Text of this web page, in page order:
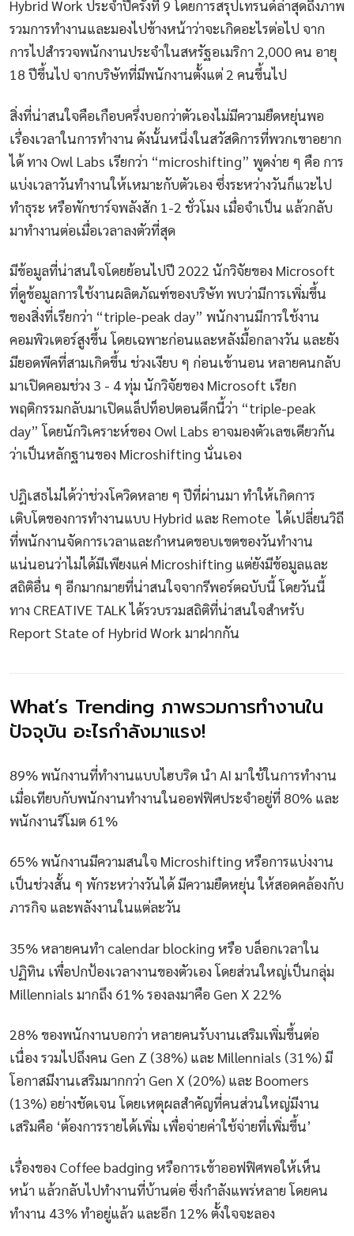
Hybrid Work ประจำปีครั้งที่ 9 โดยการสรุปเทรนด์ล่าสุดถึงภาพ
รวมการทำงานและมองไปข้างหน้าว่าจะเกิดอะไรต่อไป จาก
การไปสำรวจพนักงานประจำในสหรัฐอเมริกา 2,000 คน อายุ
18 ปีขึ้นไป จากบริษัทที่มีพนักงานตั้งแต่ 2 คนขึ้นไป
สิ่งที่น่าสนใจคือเกือบครึ่งบอกว่าตัวเองไม่มีความยืดหยุ่นพอ
เรื่องเวลาในการทำงาน ดังนั้นหนึ่งในสวัสดิการที่พวกเขาอยาก
ได้ ทาง Owl Labs เรียกว่า “microshifting” พูดง่าย ๆ คือ การ
แบ่งเวลาวันทำงานให้เหมาะกับตัวเอง ซึ่งระหว่างวันก็แวะไป
ทำธุระ หรือพักชาร์จพลังสัก 1-2 ชั่วโมง เมื่อจำเป็น แล้วกลับ
มาทำงานต่อเมื่อเวลาลงตัวที่สุด
มีข้อมูลที่น่าสนใจโดยย้อนไปปี 2022 นักวิจัยของ Microsoft
ที่ดูข้อมูลการใช้งานผลิตภัณฑ์ของบริษัท พบว่ามีการเพิ่มขึ้น
ของสิ่งที่เรียกว่า “triple-peak day” พนักงานมีการใช้งาน
คอมพิวเตอร์สูงขึ้น โดยเฉพาะก่อนและหลังมื้อกลางวัน และยัง
มียอดพีคที่สามเกิดขึ้น ช่วงเงียบ ๆ ก่อนเข้านอน หลายคนกลับ
มาเปิดคอมช่วง 3 - 4 ทุ่ม นักวิจัยของ Microsoft เรียก
พฤติกรรมกลับมาเปิดแล็ปท็อปตอนดึกนี้ว่า “triple-peak
day” โดยนักวิเคราะห์ของ Owl Labs อาจมองตัวเลขเดียวกัน
ว่าเป็นหลักฐานของ Microshifting นั่นเอง
ปฎิเสธไม่ได้ว่าช่วงโควิดหลาย ๆ ปีที่ผ่านมา ทำให้เกิดการ
เติบโตของการทำงานแบบ Hybrid และ Remote ได้เปลี่ยนวิถี
ที่พนักงานจัดการเวลาและกำหนดขอบเขตของวันทำงาน
แน่นอนว่าไม่ได้มีเพียงแค่ Microshifting แต่ยังมีข้อมูลและ
สถิติอื่น ๆ อีกมากมายที่น่าสนใจจากรีพอร์ตฉบับนี้ โดยวันนี้
ทาง CREATIVE TALK ได้รวบรวมสถิติที่น่าสนใจสำหรับ
Report State of Hybrid Work มาฝากกัน
What’s Trending ภาพรวมการทำงานใน
ปัจจุบัน อะไรกำลังมาแรง!
89% พนักงานที่ทำงานแบบไฮบริด นำ AI มาใช้ในการทำงาน
เมื่อเทียบกับพนักงานทำงานในออฟฟิศประจำอยู่ที่ 80% และ
พนักงานรีโมต 61%
65% พนักงานมีความสนใจ Microshifting หรือการแบ่งงาน
เป็นช่วงสั้น ๆ พักระหว่างวันได้ มีความยืดหยุ่น ให้สอดคล้องกับ
ภารกิจ และพลังงานในแต่ละวัน
35% หลายคนทำ calendar blocking หรือ บล็อกเวลาใน
ปฏิทิน เพื่อปกป้องเวลางานของตัวเอง โดยส่วนใหญ่เป็นกลุ่ม
Millennials มากถึง 61% รองลงมาคือ Gen X 22%
28% ของพนักงานบอกว่า หลายคนรับงานเสริมเพิ่มขึ้นต่อ
เนื่อง รวมไปถึงคน Gen Z (38%) และ Millennials (31%) มี
โอกาสมีงานเสริมมากกว่า Gen X (20%) และ Boomers
(13%) อย่างชัดเจน โดยเหตุผลสำคัญที่คนส่วนใหญ่มีงาน
เสริมคือ ‘ต้องการรายได้เพิ่ม เพื่อจ่ายค่าใช้จ่ายที่เพิ่มขึ้น’
เรื่องของ Coffee badging หรือการเข้าออฟฟิศพอให้เห็น
หน้า แล้วกลับไปทำงานที่บ้านต่อ ซึ่งกำลังแพร่หลาย โดยคน
ทำงาน 43% ทำอยู่แล้ว และอีก 12% ตั้งใจจะลอง